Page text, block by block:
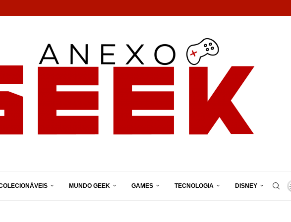
MUNDO GEEK GAMES TECNOLOGIA DISNEY